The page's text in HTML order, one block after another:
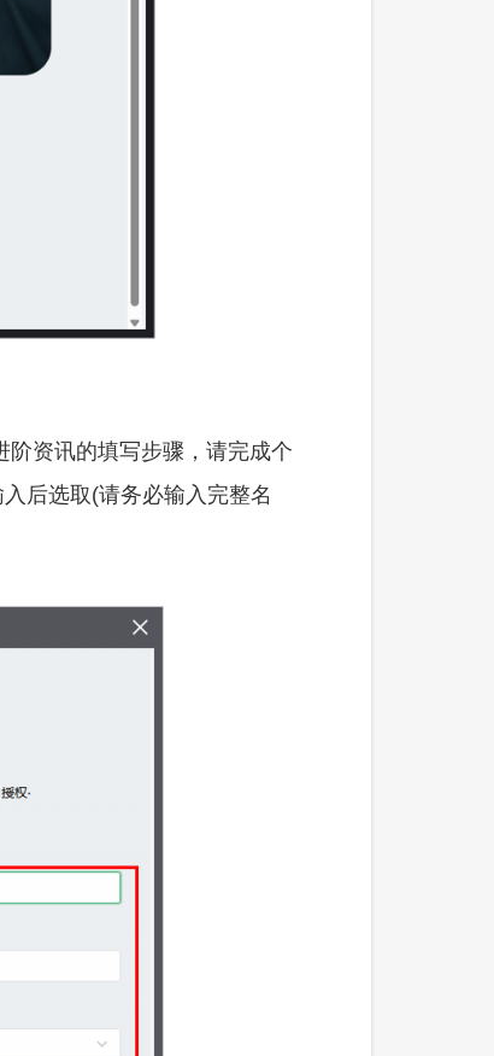
资讯的填写步骤，请完成个
后选取(请务必输入完整名